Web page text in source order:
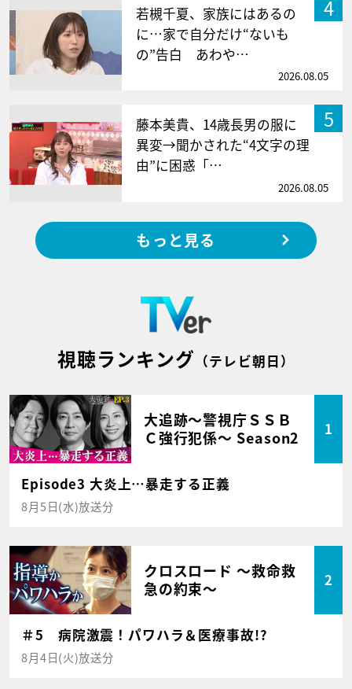
4
若槻千夏、家族にはあるの
に…家で自分だけ“ないも
の”告白 あわや…
2026.08.05
5
藤本美貴、14歳長男の服に
異変→聞かされた“4文字の理
由”に困惑「…
2026.08.05
もっと見る
視聴ランキング （テレビ朝日）
大追跡～警視庁ＳＳＢ
Ｃ強行犯係～ Season2
1
Episode3 大炎上…暴走する正義
8月5日(水)放送分
クロスロード ～救命救
急の約束～
2
＃5 病院激震！パワハラ＆医療事故!?
8月4日(火)放送分